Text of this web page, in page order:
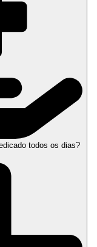
todos os dias?